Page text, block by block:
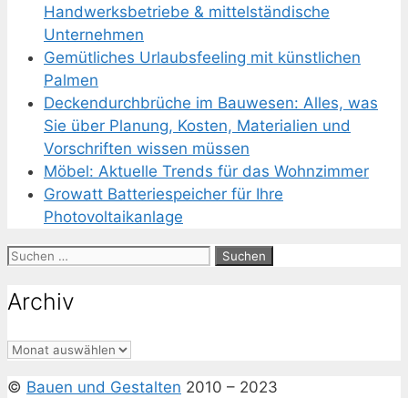
Handwerksbetriebe & mittelständische
Unternehmen
Gemütliches Urlaubsfeeling mit künstlichen
Palmen
Deckendurchbrüche im Bauwesen: Alles, was
Sie über Planung, Kosten, Materialien und
Vorschriften wissen müssen
Möbel: Aktuelle Trends für das Wohnzimmer
Growatt Batteriespeicher für Ihre
Photovoltaikanlage
Suchen
Archiv
Archiv
© Bauen und Gestalten 2010 – 2023